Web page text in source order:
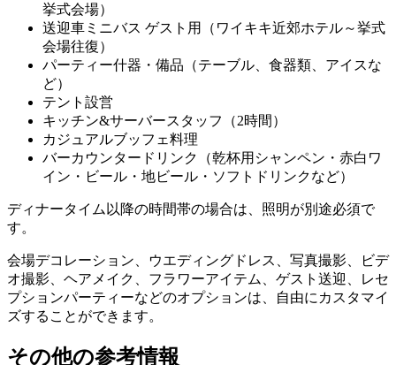
挙式会場）
送迎車ミニバス ゲスト用（ワイキキ近郊ホテル～挙式
会場往復）
パーティー什器・備品（テーブル、食器類、アイスな
ど）
テント設営
キッチン&サーバースタッフ（2時間）
カジュアルブッフェ料理
バーカウンタードリンク（乾杯用シャンペン・赤白ワ
イン・ビール・地ビール・ソフトドリンクなど）
ディナータイム以降の時間帯の場合は、照明が別途必須で
す。
会場デコレーション、ウエディングドレス、写真撮影、ビデ
オ撮影、ヘアメイク、フラワーアイテム、ゲスト送迎、レセ
プションパーティーなどのオプションは、自由にカスタマイ
ズすることができます。
その他の参考情報